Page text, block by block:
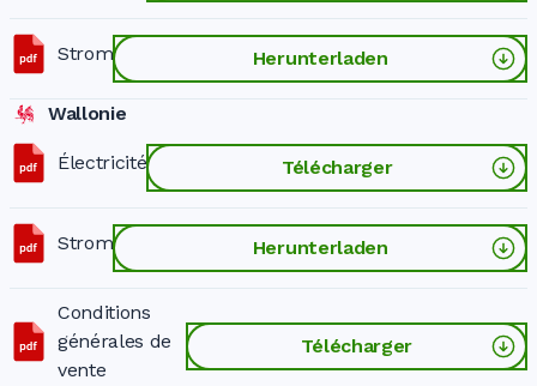
Strom Herunterladen
Wallonie
Électricité Télécharger
Strom Herunterladen
Conditions
générales de
vente
Télécharger